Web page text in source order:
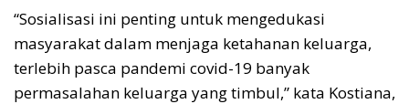
“Sosialisasi ini penting untuk mengedukasi
masyarakat dalam menjaga ketahanan keluarga,
terlebih pasca pandemi covid-19 banyak
permasalahan keluarga yang timbul,” kata Kostiana,